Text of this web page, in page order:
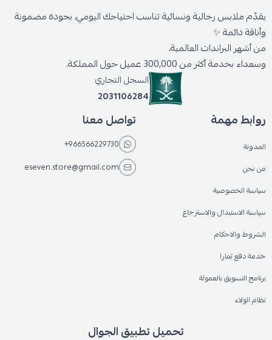
يقدّم ملابس رجالية ونسائية تناسب احتياجك اليومي، بجودة مضمونة
وأناقة دائمة ✨
من أشهر البراندات العالمية،
وسعداء بخدمة أكثر من 300,000 عميل حول المملكة.
السجل التجاري
2031106284
روابط مهمة
المدونة
من نحن
سياسة الخصوصية
سياسة الاستبدال والاسترجاع
الشروط والاحكام
خدمة دفع تمارا
برنامج التسويق بالعمولة
نظام الولاء
تواصل معنا
+966566229730
eseven.store@gmail.com
تحميل تطبيق الجوال